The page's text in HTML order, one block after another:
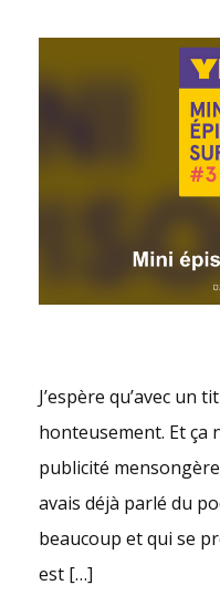
J’espère qu’avec un
honteusement. Et ça
publicité
avais déjà parlé du
beaucoup et qui se
est […]